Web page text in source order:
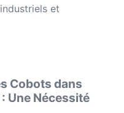
industriels et